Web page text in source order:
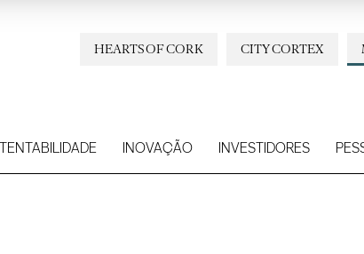
CITY CORTEX
HEARTS OF CORK
INOVAÇÃO INVESTIDORES